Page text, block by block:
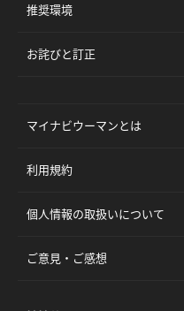
推奨環境
お詫びと訂正
マイナビウーマンとは
利用規約
個人情報の取扱いについて
ご意見・ご感想